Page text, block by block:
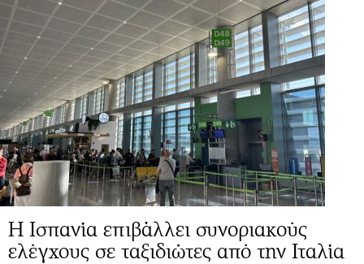
Η Ισπανία επιβάλλει συνοριακούς
ελέγχους σε ταξιδιώτες από την Ιταλία